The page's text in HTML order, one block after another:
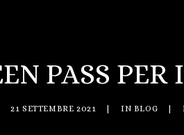
PASS
21 SETTEMBRE 2021 IN BLOG